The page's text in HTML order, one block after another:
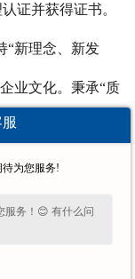
证并获得证书。
新理念、新发
业文化。秉承“质
界朋友、新老客
为您服务!
服务！😊 有什么问